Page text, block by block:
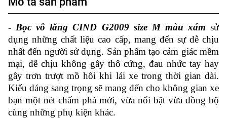
- Bọc vô lăng CIND G2009 size M màu xámsử
dụng những chất liệu cao cấp, mang đến sự dễ chịu
nhất đến người sử dụng. Sản phẩm tạo cảm giác mềm
mại, dễ chịu không gây thô cứng, đau nhức tay hay
gây trơn trượt mồ hôi khi lái xe trong thời gian dài.
Kiểu dáng sang trọng sẽ mang đến cho không gian xe
bạn một nét chấm phá mới, vừa nổi bật vừa đồng bộ
cùng những phụ kiện khác.